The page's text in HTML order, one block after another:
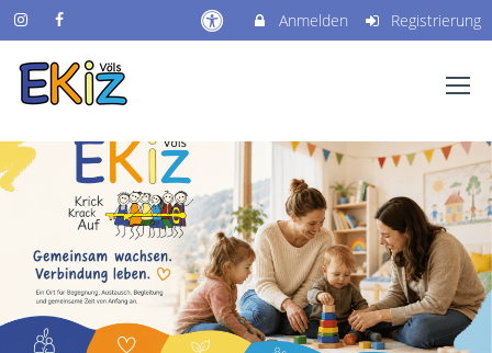
Anmelden Registrierung